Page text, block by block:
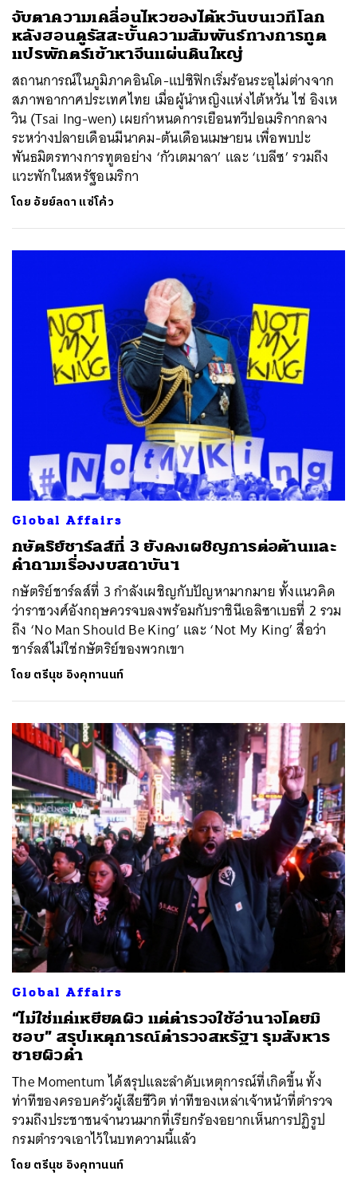
จับตาความเคลื่อนไหวของไต้หวันบนเวทีโลก
หลังฮอนดูรัสสะบั้นความสัมพันธ์ทางการทูต
แปรพักตร์เข้าหาจีนแผ่นดินใหญ่
สถานการณ์ในภูมิภาคอินโด-แปซิฟิกเริ่มร้อนระอุไม่ต่างจาก
สภาพอากาศประเทศไทย เมื่อผู้นำหญิงแห่งไต้หวัน ไช่ อิงเห
วิน (Tsai Ing-wen) เผยกำหนดการเยือนทวีปอเมริกากลาง
ระหว่างปลายเดือนมีนาคม-ต้นเดือนเมษายน เพื่อพบปะ
พันธมิตรทางการทูตอย่าง ‘กัวเตมาลา’ และ ‘เบลีซ’ รวมถึง
แวะพักในสหรัฐอเมริกา
โดย อัยย์ลดา แซ่โค้ว
Global Affairs
กษัตริย์ชาร์ลส์ที่ 3 ยังคงเผชิญการต่อต้านและ
คำถามเรื่องงบสถาบันฯ
กษัตริย์ชาร์ลส์ที่ 3 กำลังเผชิญกับปัญหามากมาย ทั้งแนวคิด
ว่าราชวงศ์อังกฤษควรจบลงพร้อมกับราชินีเอลิซาเบธที่ 2 รวม
ถึง ‘No Man Should Be King’ และ ‘Not My King’ สื่อว่า
ชาร์ลส์ไม่ใช่กษัตริย์ของพวกเขา
โดย ตรีนุช อิงคุทานนท์
Global Affairs
“ไม่ใช่แค่เหยียดผิว แต่ตำรวจใช้อำนาจโดยมิ
ชอบ” สรุปเหตุการณ์ตำรวจสหรัฐฯ รุมสังหาร
ชายผิวดำ
The Momentum ได้สรุปและลำดับเหตุการณ์ที่เกิดขึ้น ทั้ง
ท่าทีของครอบครัวผู้เสียชีวิต ท่าทีของเหล่าเจ้าหน้าที่ตำรวจ
รวมถึงประชาชนจำนวนมากที่เรียกร้องอยากเห็นการปฏิรูป
กรมตำรวจเอาไว้ในบทความนี้แล้ว
โดย ตรีนุช อิงคุทานนท์